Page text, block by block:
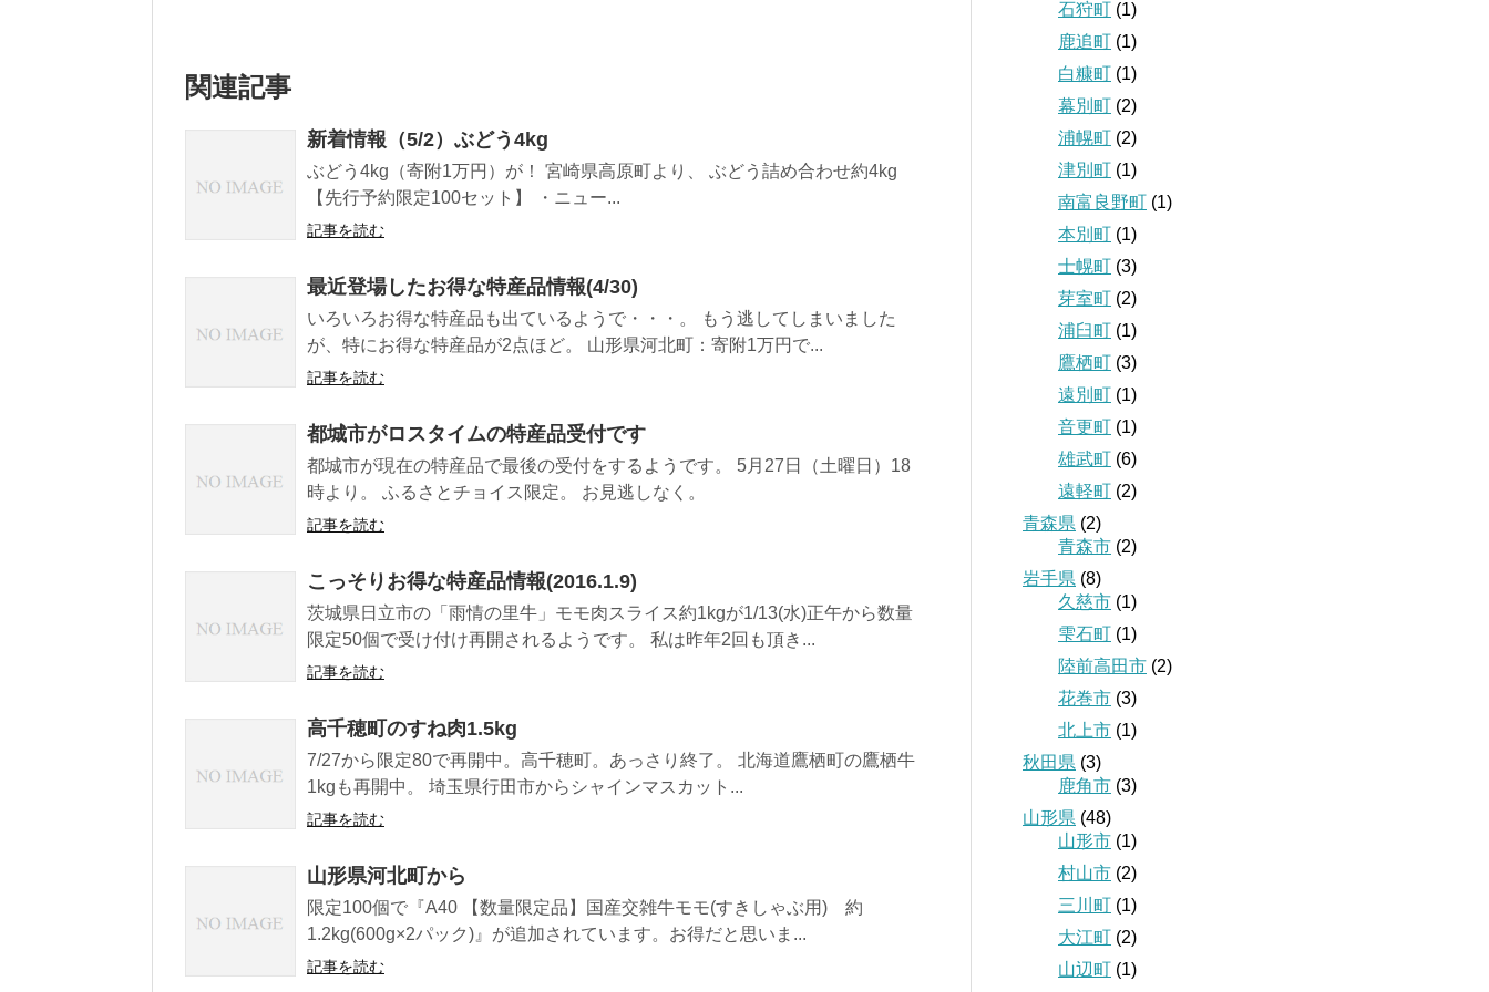
関連記事
新着情報（5/2）ぶどう4kg
ぶどう4kg（寄附1万円）が！ 宮崎県高原町より、 ぶどう詰め合わせ約4kg
【先行予約限定100セット】 ・ニュー...
記事を読む
最近登場したお得な特産品情報(4/30)
いろいろお得な特産品も出ているようで・・・。 もう逃してしまいました
が、特にお得な特産品が2点ほど。 山形県河北町：寄附1万円で...
記事を読む
都城市がロスタイムの特産品受付です
都城市が現在の特産品で最後の受付をするようです。 5月27日（土曜日）18
時より。 ふるさとチョイス限定。 お見逃しなく。
記事を読む
こっそりお得な特産品情報(2016.1.9)
茨城県日立市の「雨情の里牛」モモ肉スライス約1kgが1/13(水)正午から数量
限定50個で受け付け再開されるようです。 私は昨年2回も頂き...
記事を読む
高千穂町のすね肉1.5kg
7/27から限定80で再開中。高千穂町。あっさり終了。 北海道鷹栖町の鷹栖牛
1kgも再開中。 埼玉県行田市からシャインマスカット...
記事を読む
山形県河北町から
限定100個で『A40 【数量限定品】国産交雑牛モモ(すきしゃぶ用) 約
1.2kg(600g×2パック)』が追加されています。お得だと思いま...
記事を読む
石狩町 (1)
鹿追町 (1)
白糠町 (1)
幕別町 (2)
浦幌町 (2)
津別町 (1)
南富良野町 (1)
本別町 (1)
士幌町 (3)
芽室町 (2)
浦臼町 (1)
鷹栖町 (3)
遠別町 (1)
音更町 (1)
雄武町 (6)
遠軽町 (2)
青森県 (2)
青森市 (2)
岩手県 (8)
久慈市 (1)
雫石町 (1)
陸前高田市 (2)
花巻市 (3)
北上市 (1)
秋田県 (3)
鹿角市 (3)
山形県 (48)
山形市 (1)
村山市 (2)
三川町 (1)
大江町 (2)
山辺町 (1)